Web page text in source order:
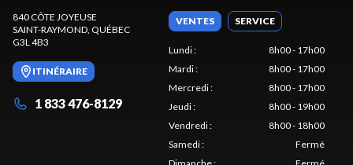
840 CÔTE JOYEUSE
SAINT-RAYMOND, QUÉBEC
G3L 4B3
ITINÉRAIRE
1 833 476-8129
VENTES SERVICE
Lundi:
8h00 - 17h00
Mardi:
8h00 - 17h00
Mercredi:
8h00 - 17h00
Jeudi:
8h00 - 19h00
Vendredi:
8h00 - 18h00
Samedi:
Fermé